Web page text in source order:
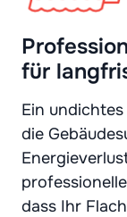
für
Ein
die
dass Ihr